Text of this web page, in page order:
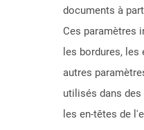
documents à
Ces paramètres
les bordures, les
autres
utilisés dans
les en-têtes de